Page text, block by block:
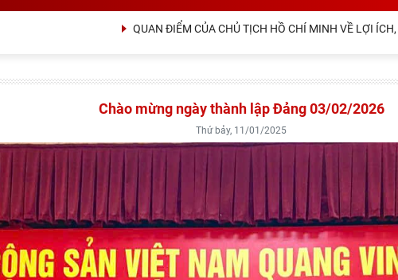
QUAN ĐIỂM CỦA CHỦ TỊCH HỒ CHÍ MINH VỀ LỢI ÍCH, NGUYÊN
Chào mừng ngày thành lập Đảng 03/02/2026
Thứ bảy, 11/01/2025